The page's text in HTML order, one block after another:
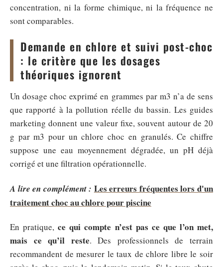
concentration, ni la forme chimique, ni la fréquence ne
sont comparables.
Demande en chlore et suivi post-choc
: le critère que les dosages
théoriques ignorent
Un dosage choc exprimé en grammes par m3 n’a de sens
que rapporté à la pollution réelle du bassin. Les guides
marketing donnent une valeur fixe, souvent autour de 20
g par m3 pour un chlore choc en granulés. Ce chiffre
suppose une eau moyennement dégradée, un pH déjà
corrigé et une filtration opérationnelle.
A lire en complément : Les erreurs fréquentes lors d'un
traitement choc au chlore pour piscine
En pratique,ce qui compte n’est pas ce que l’on met,
mais ce qu’il reste. Des professionnels de terrain
recommandent de mesurer le taux de chlore libre le soir